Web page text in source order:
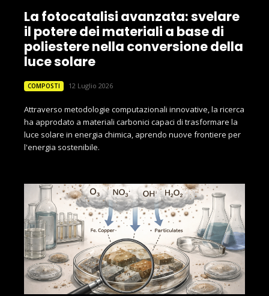
La fotocatalisi avanzata: svelare
il potere dei materiali a base di
poliestere nella conversione della
luce solare
COMPOSTI 12 Luglio 2026
Attraverso metodologie computazionali innovative, la ricerca
ha approdato a materiali carbonici capaci di trasformare la
luce solare in energia chimica, aprendo nuove frontiere per
l'energia sostenibile.